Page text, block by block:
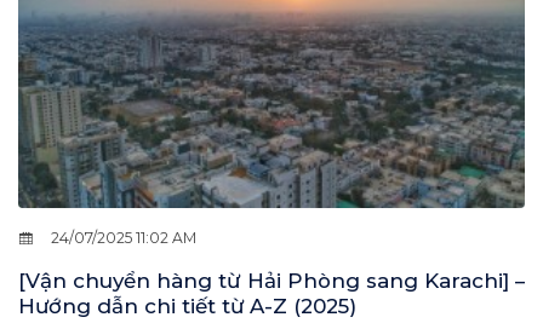
24/07/2025 11:02 AM
[Vận chuyển hàng từ Hải Phòng sang Karachi] –
Hướng dẫn chi tiết từ A-Z (2025)